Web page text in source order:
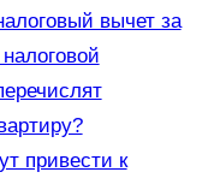
вычет за
привести к